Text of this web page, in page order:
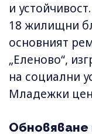
и
18 жилищни
основният
„Еленово“,
на социални
Младежки
Обновяване